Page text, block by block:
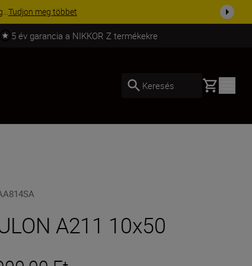
a fe...Vásároljon most
5 év garancia a NIKKOR Z termékekre
Keresés Basket
A211 10x50